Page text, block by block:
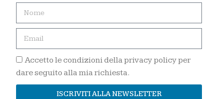
Accetto le condizioni della privacy policy per
dare seguito alla mia richiesta.
ISCRIVITI ALLA NEWSLETTER